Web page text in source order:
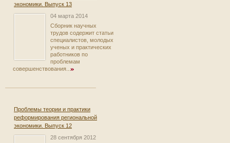
экономики. Выпуск 13
04 марта 2014
Сборник научных
трудов содержит статьи
специалистов, молодых
ученых и практических
работников по
проблемам
совершенствования...
Проблемы теории и практики
реформирования региональной
экономики. Выпуск 12
28 сентября 2012